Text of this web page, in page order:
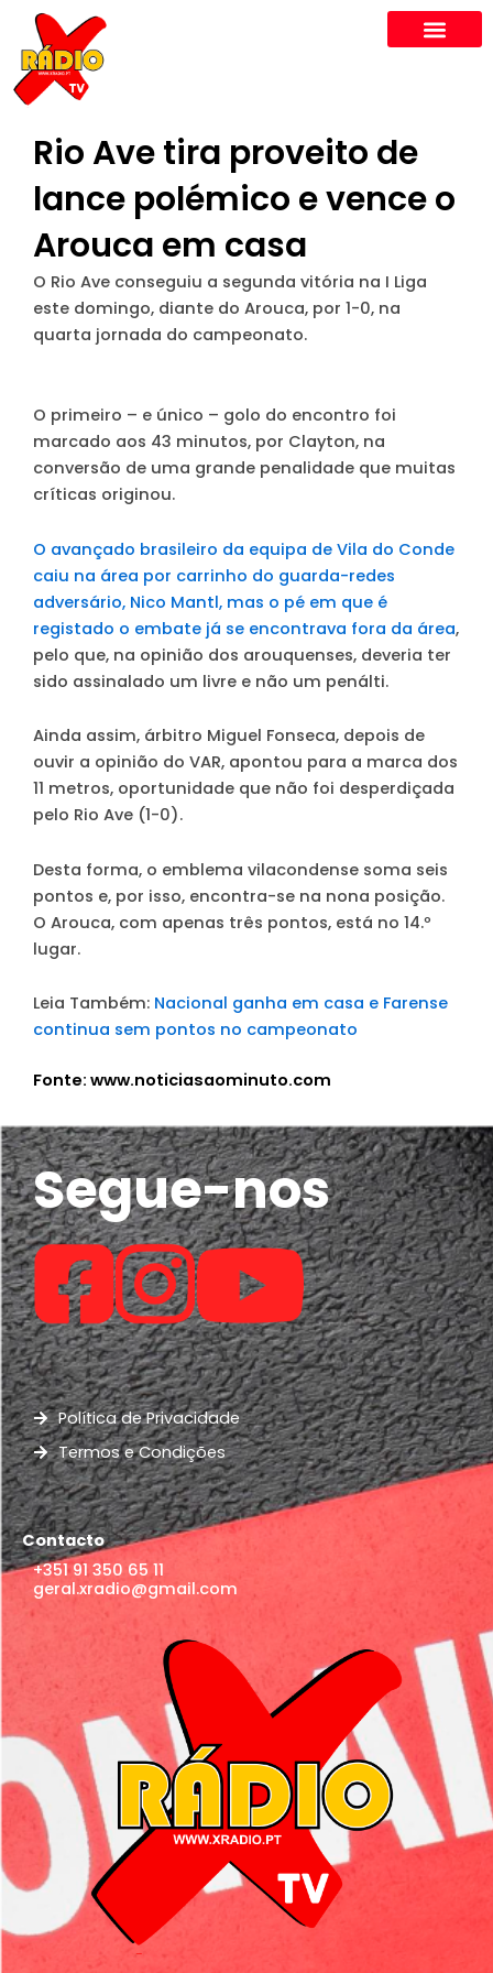
content
Rio Ave tira proveito de
lance polémico e vence o
Arouca em casa
O Rio Ave conseguiu a segunda vitória na I Liga
este domingo, diante do Arouca, por 1-0, na
quarta jornada do campeonato.
O primeiro – e único – golo do encontro foi
marcado aos 43 minutos, por Clayton, na
conversão de uma grande penalidade que muitas
críticas originou.
O avançado brasileiro da equipa de Vila do Conde
caiu na área por carrinho do guarda-redes
adversário, Nico Mantl, mas o pé em que é
registado o embate já se encontrava fora da área,
pelo que, na opinião dos arouquenses, deveria ter
sido assinalado um livre e não um penálti.
Ainda assim, árbitro Miguel Fonseca, depois de
ouvir a opinião do VAR, apontou para a marca dos
11 metros, oportunidade que não foi desperdiçada
pelo Rio Ave (1-0).
Desta forma, o emblema vilacondense soma seis
pontos e, por isso, encontra-se na nona posição.
O Arouca, com apenas três pontos, está no 14.º
lugar.
Leia Também: Nacional ganha em casa e Farense
continua sem pontos no campeonato
Fonte: www.noticiasaominuto.com
Segue-nos
Política de Privacidade
Termos e Condições
Contacto
+351 91 350 65 11
geral.xradio@gmail.com